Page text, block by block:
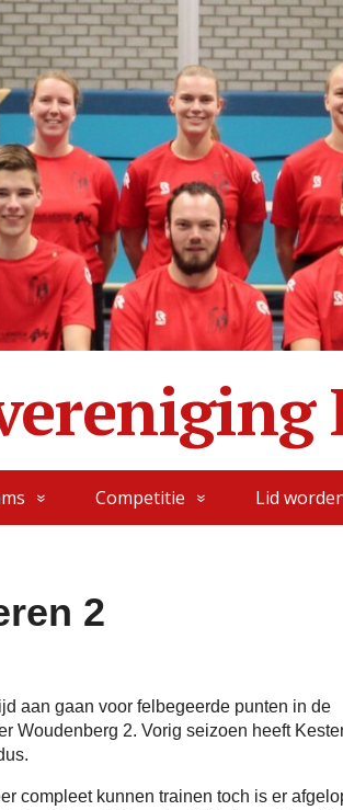
Competitie Lid
2
aan gaan voor felbegeerde punten in de
Woudenberg 2. Vorig seizoen heeft
compleet kunnen trainen toch is er